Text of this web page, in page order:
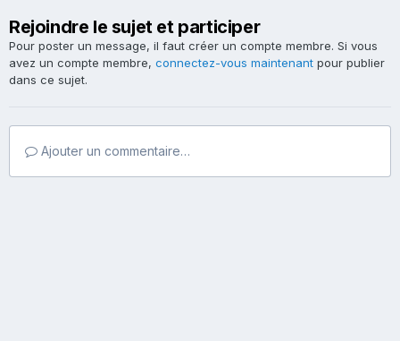
Rejoindre le sujet et participer
Pour poster un message, il faut créer un compte membre. Si vous
avez un compte membre, connectez-vous maintenant pour publier
dans ce sujet.
Ajouter un commentaire…